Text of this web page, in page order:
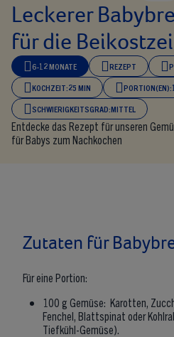
Leckerer
für die
6-12 MONATE REZEPT
KOCHZEIT:25 MIN PORTION(EN):1
SCHWIERIGKEITSGRAD:MITTEL
Entdecke das Rezept für unseren
für Babys zum Nachkochen
Zutaten für
Für eine Portion:
100 g Gemüse: Karotten,
Fenchel, Blattspinat oder
Tiefkühl-Gemüse).